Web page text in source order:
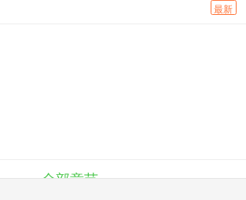
计在他们身边滋生。 爱和勇敢教会他最新
全部章节